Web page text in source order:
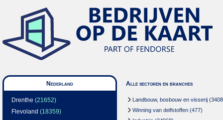
Nederland
Drenthe (21652)
Flevoland (18359)
Alle sectoren en branches
Landbouw, bosbouw en visserij
Winning van delfstoffen (477)